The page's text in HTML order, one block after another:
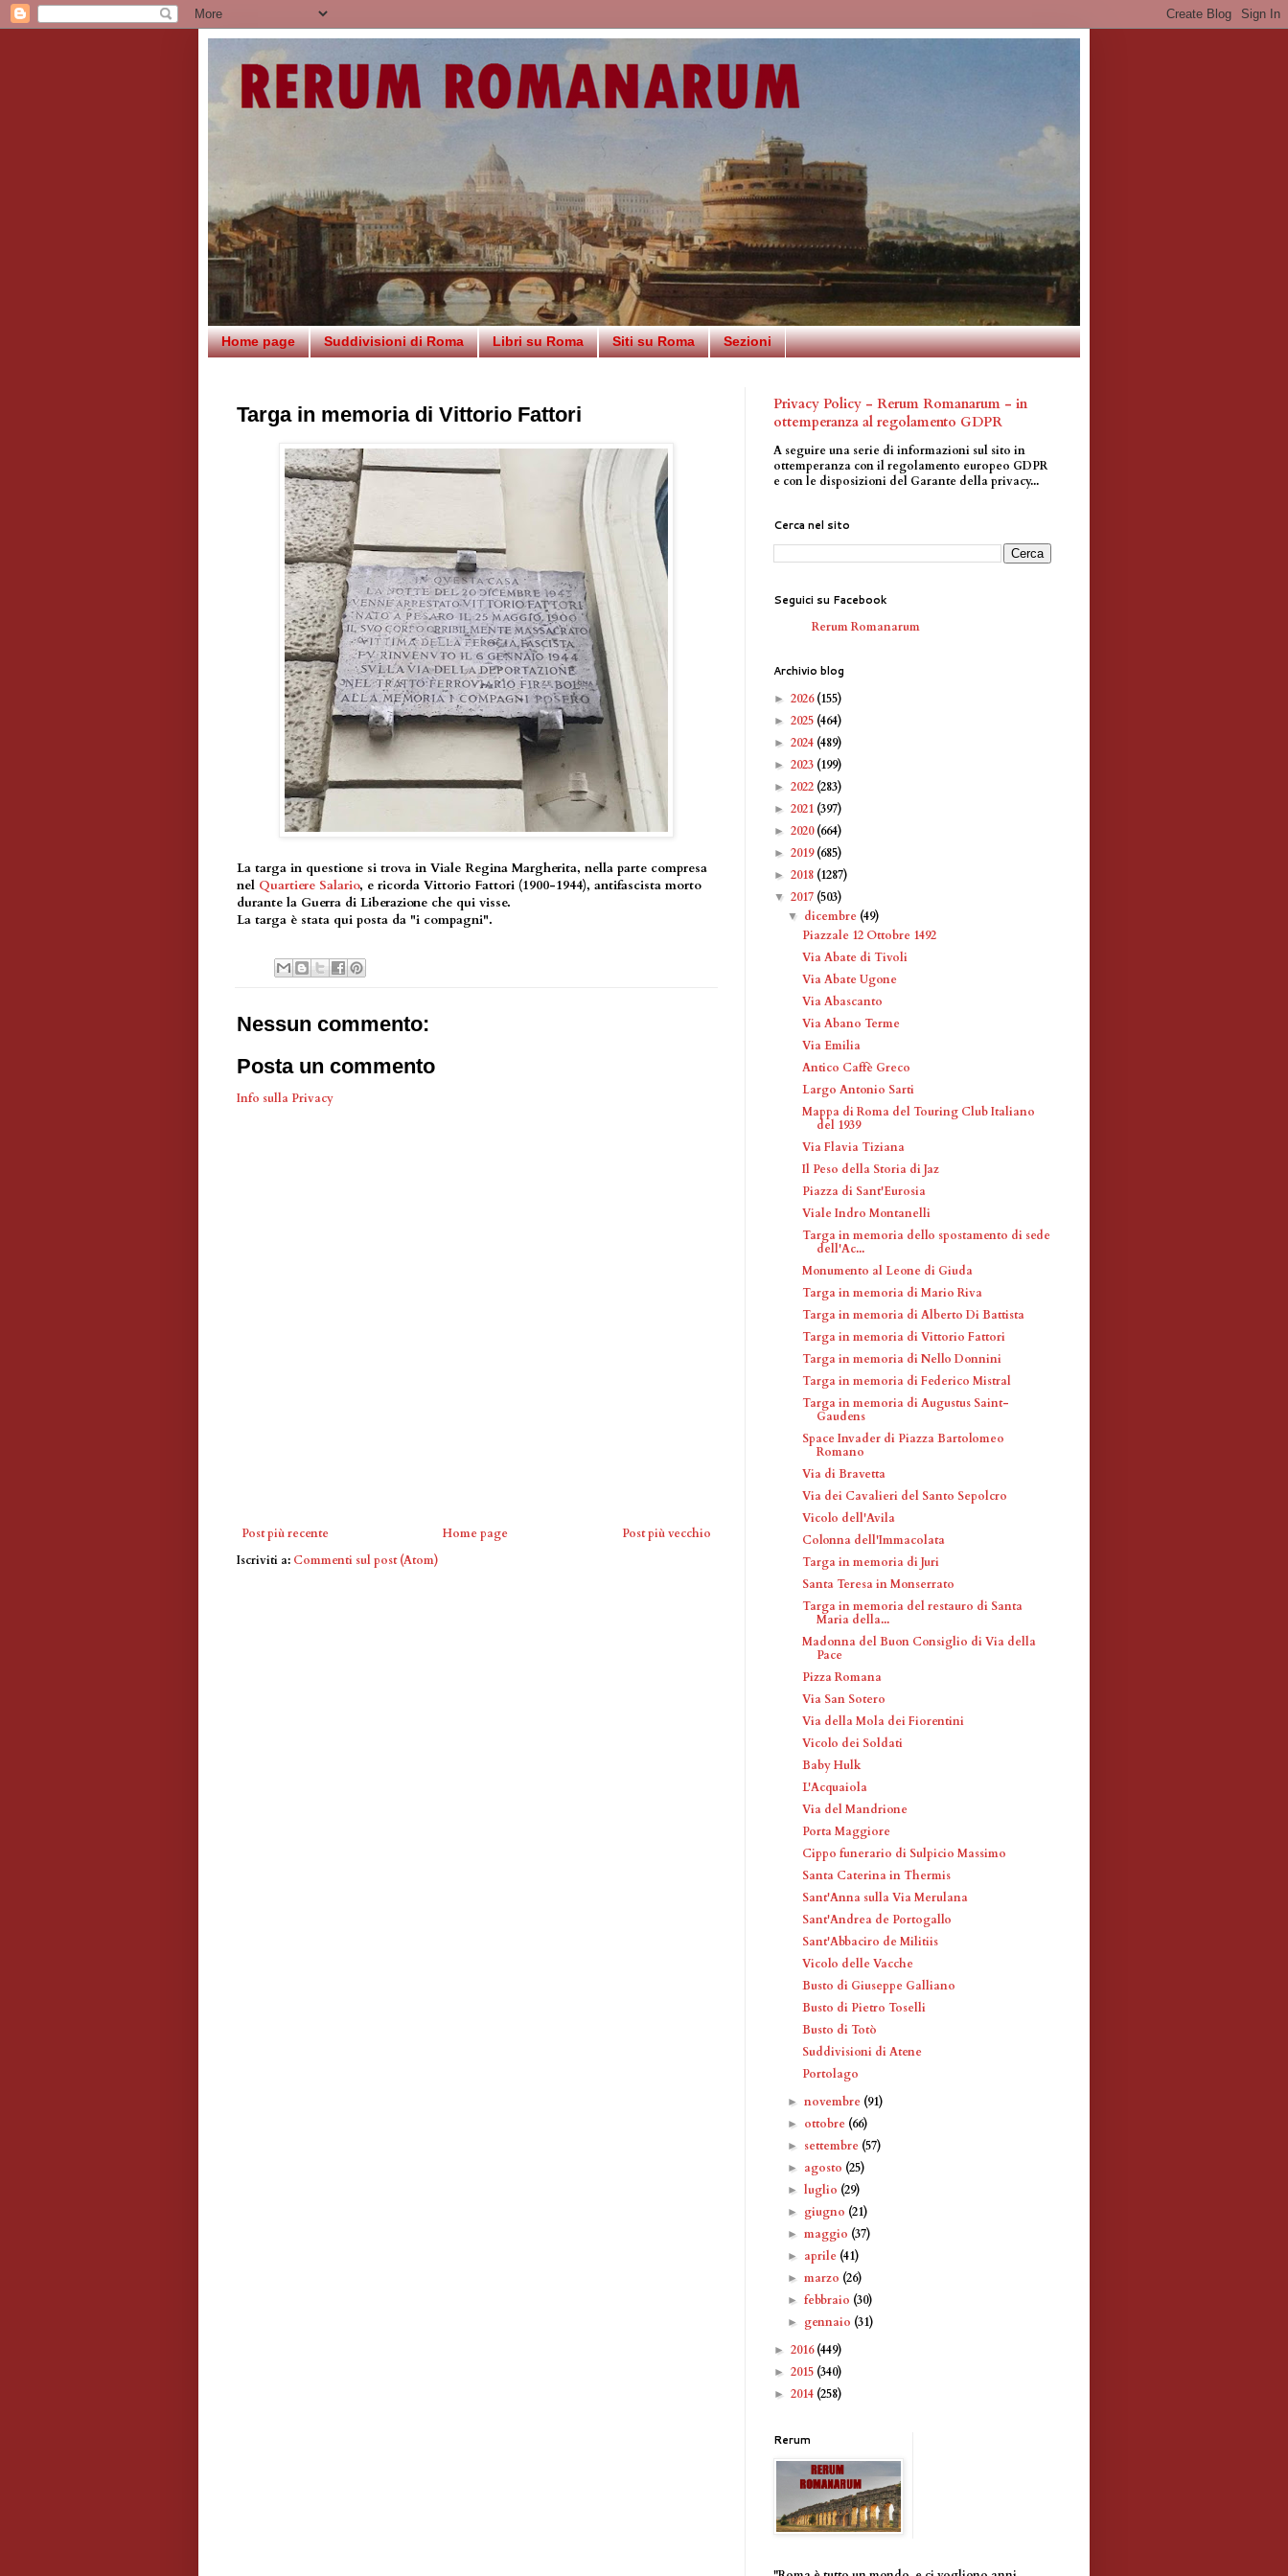
Home page Suddivisioni di Roma Libri su Roma Siti su Roma Sezioni
Targa in memoria di Vittorio Fattori
La targa in questione si trova in Viale Regina Margherita, nella parte compresa
nel Quartiere Salario, e ricorda Vittorio Fattori (1900-1944), antifascista morto
durante la Guerra di Liberazione che qui visse.
La targa è stata qui posta da "i compagni".
Nessun commento:
Posta un commento
Info sulla Privacy
Post più recente Post più vecchio
Home page
Iscriviti a: Commenti sul post (Atom)
Privacy Policy - Rerum Romanarum - in
ottemperanza al regolamento GDPR
A seguire una serie di informazioni sul sito in
ottemperanza con il regolamento europeo GDPR
e con le disposizioni del Garante della privacy...
Cerca nel sito
Seguici su Facebook
Rerum Romanarum
Archivio blog
► 2026(155)
► 2025 (464)
► 2024 (489)
► 2023 (199)
► 2022 (283)
► 2021 (397)
► 2020(664)
► 2019(685)
► 2018 (1287)
▼ 2017 (503)
▼ dicembre (49)
Piazzale 12 Ottobre 1492
Via Abate di Tivoli
Via Abate Ugone
Via Abascanto
Via Abano Terme
Via Emilia
Antico Caffè Greco
Largo Antonio Sarti
Mappa di Roma del Touring Club Italiano
del 1939
Via Flavia Tiziana
Il Peso della Storia di Jaz
Piazza di Sant'Eurosia
Viale Indro Montanelli
Targa in memoria dello spostamento di sede
dell'Ac...
Monumento al Leone di Giuda
Targa in memoria di Mario Riva
Targa in memoria di Alberto Di Battista
Targa in memoria di Vittorio Fattori
Targa in memoria di Nello Donnini
Targa in memoria di Federico Mistral
Targa in memoria di Augustus Saint-
Gaudens
Space Invader di Piazza Bartolomeo
Romano
Via di Bravetta
Via dei Cavalieri del Santo Sepolcro
Vicolo dell'Avila
Colonna dell'Immacolata
Targa in memoria di Juri
Santa Teresa in Monserrato
Targa in memoria del restauro di Santa
Maria della...
Madonna del Buon Consiglio di Via della
Pace
Pizza Romana
Via San Sotero
Via della Mola dei Fiorentini
Vicolo dei Soldati
Baby Hulk
L'Acquaiola
Via del Mandrione
Porta Maggiore
Cippo funerario di Sulpicio Massimo
Santa Caterina in Thermis
Sant'Anna sulla Via Merulana
Sant'Andrea de Portogallo
Sant'Abbaciro de Militiis
Vicolo delle Vacche
Busto di Giuseppe Galliano
Busto di Pietro Toselli
Busto di Totò
Suddivisioni di Atene
Portolago
►novembre (91)
► ottobre (66)
► settembre (57)
► agosto (25)
►luglio (29)
► giugno (21)
►maggio (37)
► aprile (41)
►marzo (26)
►febbraio (30)
► gennaio (31)
► 2016(449)
► 2015 (340)
► 2014 (258)
Rerum